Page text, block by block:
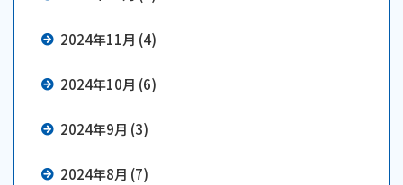
2024年11月 (4)
2024年10月 (6)
2024年9月 (3)
2024年8月 (7)